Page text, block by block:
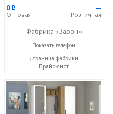
0Р
Оптовая
—
Розничная
Фабрика «Зарон»
+7 (8412) 21-50-66
Показать телефон
Страница фабрики
Прайс-лист